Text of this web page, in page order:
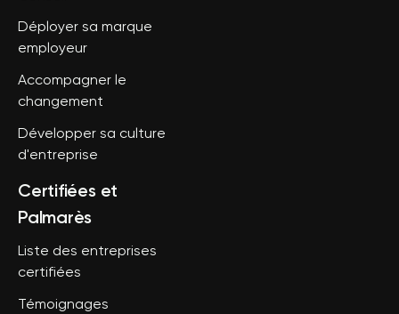
Déployer sa marque
employeur
Accompagner le
changement
Développer sa culture
d'entreprise
Certifiées et
Palmarès
Liste des entreprises
certifiées
Témoignages